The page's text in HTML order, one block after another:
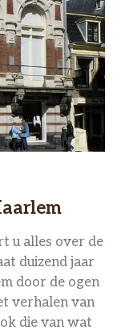
u alles over de
duizend jaar
door de ogen
verhalen van
die van wat